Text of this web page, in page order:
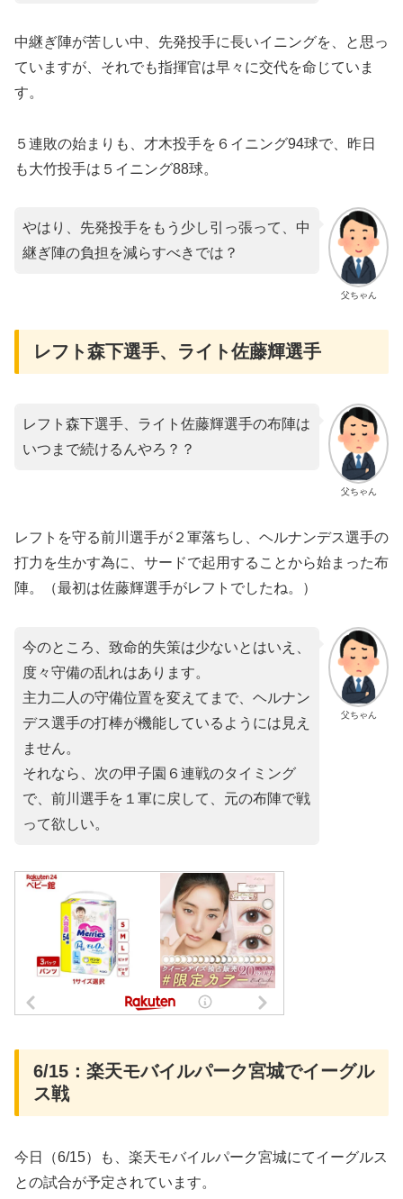
中継ぎ陣が苦しい中、先発投手に長いイニングを、と思っ
ていますが、それでも指揮官は早々に交代を命じていま
す。
５連敗の始まりも、才木投手を６イニング94球で、昨日
も大竹投手は５イニング88球。
父ちゃん
やはり、先発投手をもう少し引っ張って、中
継ぎ陣の負担を減らすべきでは？
レフト森下選手、ライト佐藤輝選手
父ちゃん
レフト森下選手、ライト佐藤輝選手の布陣は
いつまで続けるんやろ？？
レフトを守る前川選手が２軍落ちし、ヘルナンデス選手の
打力を生かす為に、サードで起用することから始まった布
陣。（最初は佐藤輝選手がレフトでしたね。）
父ちゃん
今のところ、致命的失策は少ないとはいえ、
度々守備の乱れはあります。
主力二人の守備位置を変えてまで、ヘルナン
デス選手の打棒が機能しているようには見え
ません。
それなら、次の甲子園６連戦のタイミング
で、前川選手を１軍に戻して、元の布陣で戦
って欲しい。
6/15：楽天モバイルパーク宮城でイーグル
ス戦
今日（6/15）も、楽天モバイルパーク宮城にてイーグルス
との試合が予定されています。